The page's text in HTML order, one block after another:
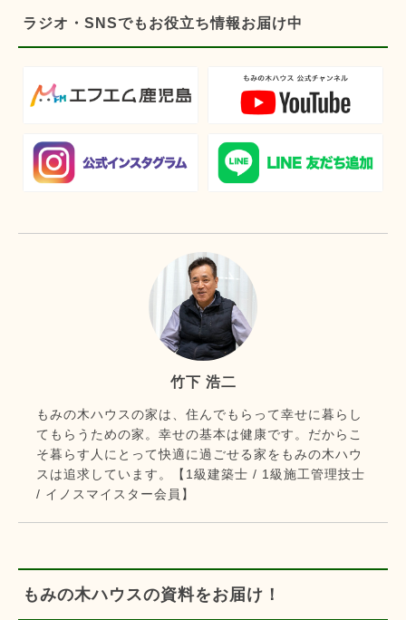
ラジオ・SNSでもお役立ち情報お届け中
竹下 浩二
もみの木ハウスの家は、住んでもらって幸せに暮らし
てもらうための家。幸せの基本は健康です。だからこ
そ暮らす人にとって快適に過ごせる家をもみの木ハウ
スは追求しています。【1級建築士 / 1級施工管理技士
/ イノスマイスター会員】
もみの木ハウスの資料をお届け！